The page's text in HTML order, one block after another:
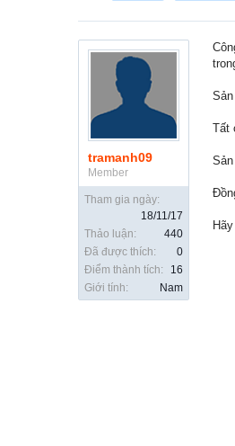
tramanh09
Member
Tham gia ngày:
18/11/17
Thảo luận:
440
Đã được thích:
0
Điểm thành tích:
16
Giới tính:
Nam
Tất